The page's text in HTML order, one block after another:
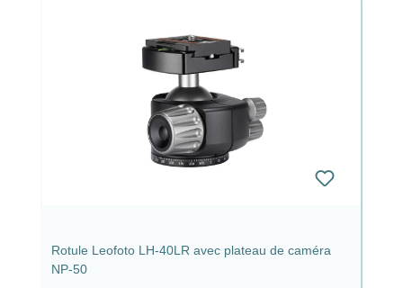
Rotule Leofoto LH-40LR avec plateau de caméra
NP-50